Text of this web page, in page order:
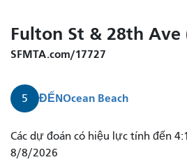
Fulton St & 28th Ave
SFMTA.com/17727
5 ĐẾNOcean Beach
Tuyến
số
Các dự đoán có hiệu lực tính đến
8/8/2026